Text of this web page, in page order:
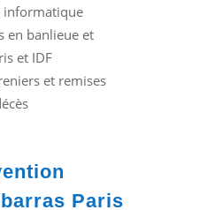
informatique
en banlieue et
et IDF
et remises
Paris